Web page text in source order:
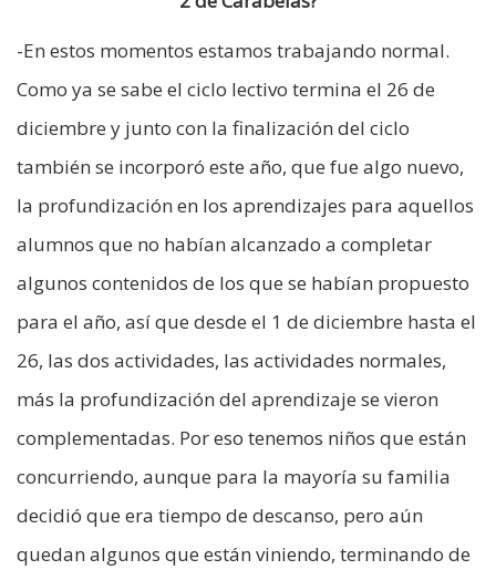
-En estos momentos estamos trabajando normal.
Como ya se sabe el ciclo lectivo termina el 26 de
diciembre y junto con la finalización del ciclo
también se incorporó este año, que fue algo nuevo,
la profundización en los aprendizajes para aquellos
alumnos que no habían alcanzado a completar
algunos contenidos de los que se habían propuesto
para el año, así que desde el 1 de diciembre hasta el
26, las dos actividades, las actividades normales,
más la profundización del aprendizaje se vieron
complementadas. Por eso tenemos niños que están
concurriendo, aunque para la mayoría su familia
decidió que era tiempo de descanso, pero aún
quedan algunos que están viniendo, terminando de